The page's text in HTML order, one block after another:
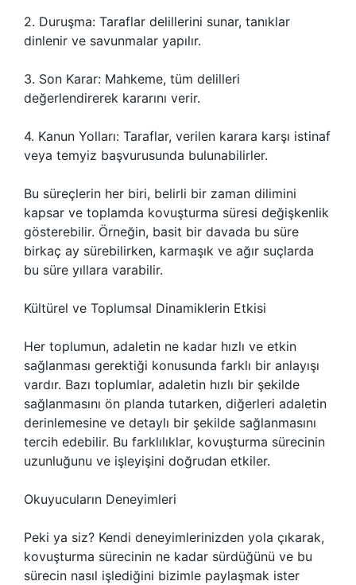
2. Duruşma: Taraflar delillerini sunar, tanıklar
dinlenir ve savunmalar yapılır.
3. Son Karar: Mahkeme, tüm delilleri
değerlendirerek kararını verir.
4. Kanun Yolları: Taraflar, verilen karara karşı istinaf
veya temyiz başvurusunda bulunabilirler.
Bu süreçlerin her biri, belirli bir zaman dilimini
kapsar ve toplamda kovuşturma süresi değişkenlik
gösterebilir. Örneğin, basit bir davada bu süre
birkaç ay sürebilirken, karmaşık ve ağır suçlarda
bu süre yıllara varabilir.
Kültürel ve Toplumsal Dinamiklerin Etkisi
Her toplumun, adaletin ne kadar hızlı ve etkin
sağlanması gerektiği konusunda farklı bir anlayışı
vardır. Bazı toplumlar, adaletin hızlı bir şekilde
sağlanmasını ön planda tutarken, diğerleri adaletin
derinlemesine ve detaylı bir şekilde sağlanmasını
tercih edebilir. Bu farklılıklar, kovuşturma sürecinin
uzunluğunu ve işleyişini doğrudan etkiler.
Okuyucuların Deneyimleri
Peki ya siz? Kendi deneyimlerinizden yola çıkarak,
kovuşturma sürecinin ne kadar sürdüğünü ve bu
sürecin nasıl işlediğini bizimle paylaşmak ister